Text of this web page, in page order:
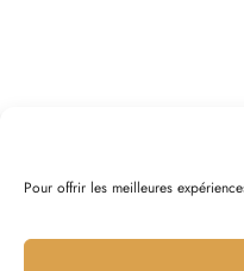
Pour offrir les meilleures